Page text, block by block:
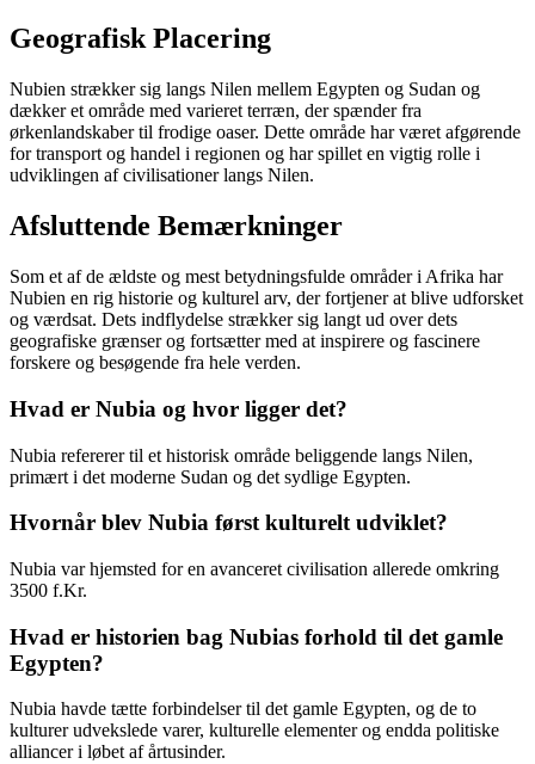
Geografisk Placering
Nubien strækker sig langs Nilen mellem Egypten og Sudan og
dækker et område med varieret terræn, der spænder fra
ørkenlandskaber til frodige oaser. Dette område har været afgørende
for transport og handel i regionen og har spillet en vigtig rolle i
udviklingen af ​​civilisationer langs Nilen.
Afsluttende Bemærkninger
Som et af de ældste og mest betydningsfulde områder i Afrika har
Nubien en rig historie og kulturel arv, der fortjener at blive udforsket
og værdsat. Dets indflydelse strækker sig langt ud over dets
geografiske grænser og fortsætter med at inspirere og fascinere
forskere og besøgende fra hele verden.
Hvad er Nubia og hvor ligger det?
Nubia refererer til et historisk område beliggende langs Nilen,
primært i det moderne Sudan og det sydlige Egypten.
Hvornår blev Nubia først kulturelt udviklet?
Nubia var hjemsted for en avanceret civilisation allerede omkring
3500 f.Kr.
Hvad er historien bag Nubias forhold til det gamle
Egypten?
Nubia havde tætte forbindelser til det gamle Egypten, og de to
kulturer udvekslede varer, kulturelle elementer og endda politiske
alliancer i løbet af årtusinder.